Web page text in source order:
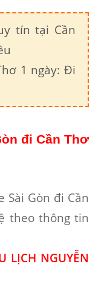
tín tại Cần
1 ngày: Đi
đi Cần Thơ
Sài Gòn đi Cần
theo thông tin
LỊCH NGUYỄN